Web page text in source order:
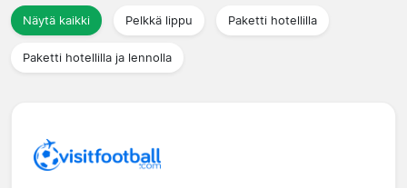
Matkatoimistoja
Näytä kaikki Pelkkä lippu Paketti hotellilla
Paketti hotellilla ja lennolla